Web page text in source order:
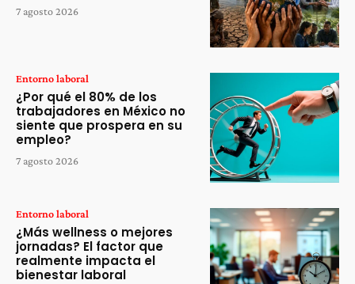
7 agosto 2026
Entorno laboral
¿Por qué el 80% de los
trabajadores en México no
siente que prospera en su
empleo?
7 agosto 2026
Entorno laboral
¿Más wellness o mejores
jornadas? El factor que
realmente impacta el
bienestar laboral